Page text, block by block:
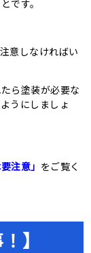
です。
意しなければい
ら塗装が必要な
うにしましょ
注意」 をご覧く
】